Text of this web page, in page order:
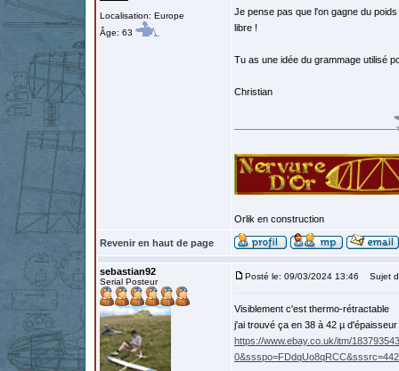
Localisation: Europe
Âge: 63
Je pense pas que l'on gagne du
libre !
Tu as une idée du grammage utilisé
Christian
Orlik en construction
Revenir en haut de page
sebastian92
Serial Posteur
Posté le: 09/03/2024 13:46 Sujet
Visiblement c'est thermo-rétractable
j'ai trouvé ça en 38 à 42 µ
https://www.ebay.co.uk/itm/